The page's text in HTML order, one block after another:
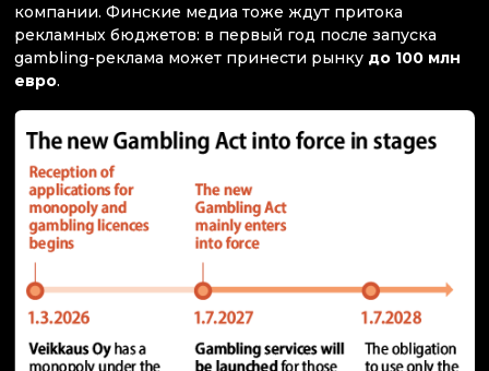
компании. Финские медиа тоже ждут притока
рекламных бюджетов: в первый год после запуска
gambling-реклама может принести рынку до 100 млн
евро.